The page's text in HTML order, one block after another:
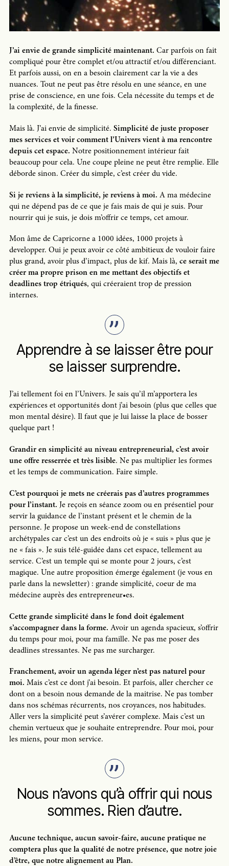
J’ai envie de grande simplicité maintenant. Car parfois on fait
compliqué pour être complet et/ou attractif et/ou différenciant.
Et parfois aussi, on en a besoin clairement car la vie a des
nuances. Tout ne peut pas être résolu en une séance, en une
prise de conscience, en une fois. Cela nécessite du temps et de
la complexité, de la finesse.
Mais là. J’ai envie de simplicité. Simplicité de juste proposer
mes services et voir comment l’Univers vient à ma rencontre
depuis cet espace. Notre positionnement intérieur fait
beaucoup pour cela. Une coupe pleine ne peut être remplie. Elle
déborde sinon. Créer du simple, c’est créer du vide.
Si je reviens à la simplicité, je reviens à moi. A ma médecine
qui ne dépend pas de ce que je fais mais de qui je suis. Pour
nourrir qui je suis, je dois m’offrir ce temps, cet amour.
Mon âme de Capricorne a 1000 idées, 1000 projets à
developper. Oui je peux avoir ce côté ambitieux de vouloir faire
plus grand, avoir plus d’impact, plus de kif. Mais là, ce serait me
créer ma propre prison en me mettant des objectifs et
deadlines trop étriqués, qui créeraient trop de pression
internes.
Apprendre à se laisser être pour
se laisser surprendre.
J’ai tellement foi en l’Univers. Je sais qu’il m’apportera les
expériences et opportunités dont j’ai besoin (plus que celles que
mon mental désire). Il faut que je lui laisse la place de bosser
quelque part !
Grandir en simplicité au niveau entrepreneurial, c’est avoir
une offre resserrée et très lisible. Ne pas multiplier les formes
et les temps de communication. Faire simple.
C’est pourquoi je mets ne créerais pas d’autres programmes
pour l’instant. Je reçois en séance zoom ou en présentiel pour
servir la guidance de l’instant présent et le chemin de la
personne. Je propose un week-end de constellations
archétypales car c’est un des endroits où je « suis » plus que je
ne « fais ». Je suis télé-guidée dans cet espace, tellement au
service. C’est un temple qui se monte pour 2 jours, c’est
magique. Une autre proposition émerge également (je vous en
parle dans la newsletter) : grande simplicité, coeur de ma
médecine auprès des entrepreneur•es.
Cette grande simplicité dans le fond doit également
s’accompagner dans la forme. Avoir un agenda spacieux, s’offrir
du temps pour moi, pour ma famille. Ne pas me poser des
deadlines stressantes. Ne pas me surcharger.
Franchement, avoir un agenda léger n’est pas naturel pour
moi. Mais c’est ce dont j’ai besoin. Et parfois, aller chercher ce
dont on a besoin nous demande de la maitrise. Ne pas tomber
dans nos schémas récurrents, nos croyances, nos habitudes.
Aller vers la simplicité peut s’avérer complexe. Mais c’est un
chemin vertueux que je souhaite entreprendre. Pour moi, pour
les miens, pour mon service.
Nous n’avons qu’à offrir qui nous
sommes. Rien d’autre.
Aucune technique, aucun savoir-faire, aucune pratique ne
comptera plus que la qualité de notre présence, que notre joie
d’être, que notre alignement au Plan.